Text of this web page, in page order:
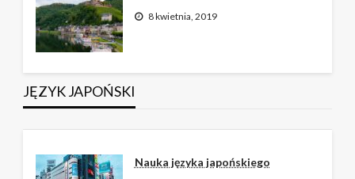
8 kwietnia, 2019
JĘZYK JAPOŃSKI
Nauka języka japońskiego